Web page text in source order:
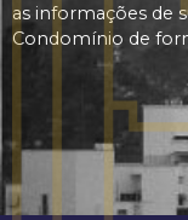
as informações de
Condomínio de